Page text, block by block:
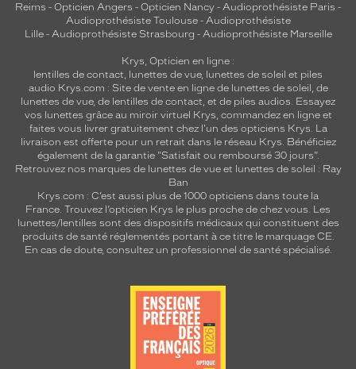
Reims - Opticien Angers - Opticien Nancy - Audioprothésiste Paris -
Audioprothésiste Toulouse- Audioprothésiste
Lille- Audioprothésiste Strasbourg - Audioprothésiste Marseille
Krys, Opticien en ligne :
lentilles de contact, lunettes de vue, lunettes de soleil et piles
audio Krys.com : Site de vente en ligne de lunettes de soleil, de
lunettes de vue, de lentilles de contact, et de piles audios. Essayez
vos lunettes grâce au miroir virtuel Krys, commandez en ligne et
faites vous livrer gratuitement chez l'un des opticiens Krys. La
livraison est offerte pour un retrait dans le réseau Krys. Bénéficiez
également de la garantie "Satisfait ou remboursé 30 jours".
Retrouvez nos marques de lunettes de vue et lunettes de soleil : Ray
Ban
Krys.com : C’est aussi plus de 1000 opticiens dans toute la
France. Trouvez l’opticien Krys le plus proche de chez vous. Les
lunettes/lentilles sont des dispositifs médicaux qui constituent des
produits de santé réglementés portant à ce titre le marquage CE.
En cas de doute, consultez un professionnel de santé spécialisé.